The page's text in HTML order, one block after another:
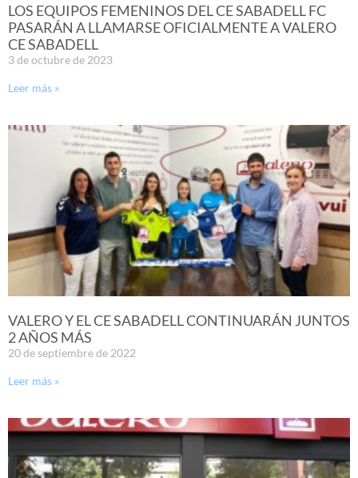
LOS EQUIPOS FEMENINOS DEL CE SABADELL FC
PASARÁN A LLAMARSE OFICIALMENTE A VALERO
CE SABADELL
3 de octubre de 2023
Leer más »
VALERO Y EL CE SABADELL CONTINUARÁN JUNTOS
2 AÑOS MÁS
20 de septiembre de 2022
Leer más »